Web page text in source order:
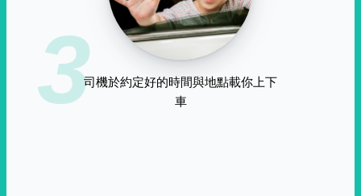
3司機於約定好的時間與地點載你上下
車